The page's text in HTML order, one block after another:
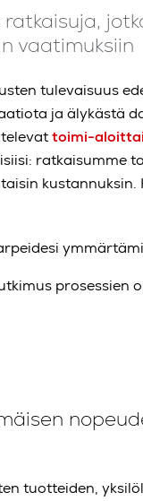
vaatimuksiin
tulevaisuus
ja älykästä
toimi-
ratkaisumme
kustannuksin.
prosessien
tuotteiden,